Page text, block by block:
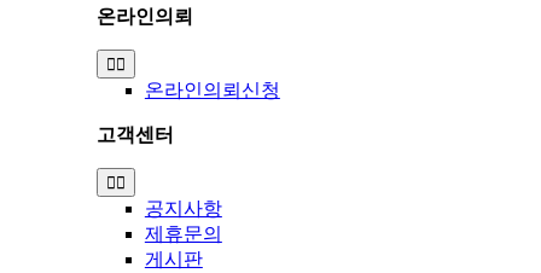
온라인의뢰
Toggle
Navigation
온라인의뢰신청
고객센터
Toggle
Navigation
공지사항
제휴문의
게시판